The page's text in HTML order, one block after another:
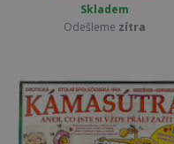
Skladem
Odešleme zítra